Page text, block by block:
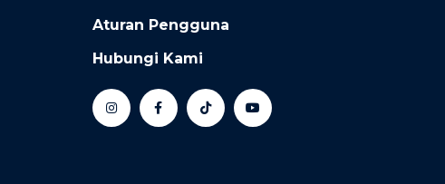
Aturan Pengguna
Hubungi Kami